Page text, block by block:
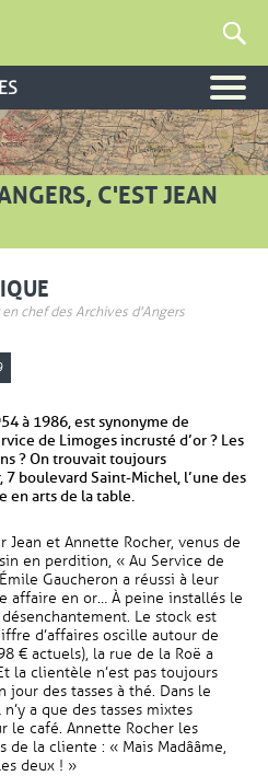
C'EST JEAN
chef des Archives d'Angers
à 1986, est synonyme de
de Limoges incrusté d’or ? Les
? On trouvait toujours
7 boulevard Saint-Michel, l’une des
en arts de la table.
et Annette Rocher, venus de
en perdition, « Au Service de
Gaucheron a réussi à leur
affaire en or… À peine installés le
Le stock est
d’affaires oscille autour de
€ actuels), la rue de la Roë a
la clientèle n’est pas toujours
jour des tasses à thé. Dans le
a que des tasses mixtes
le café. Annette Rocher les
de la cliente : « Mais Madââme,
deux ! »